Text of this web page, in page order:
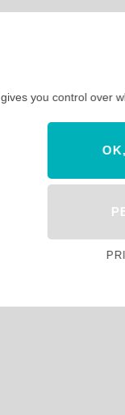
you control over